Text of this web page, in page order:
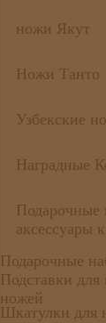
ножи Якут
Ножи Танто
Узбекские
Наградные
Подарочные
аксессуары
Подарочные
Подставки
ножей
Шкатулки для